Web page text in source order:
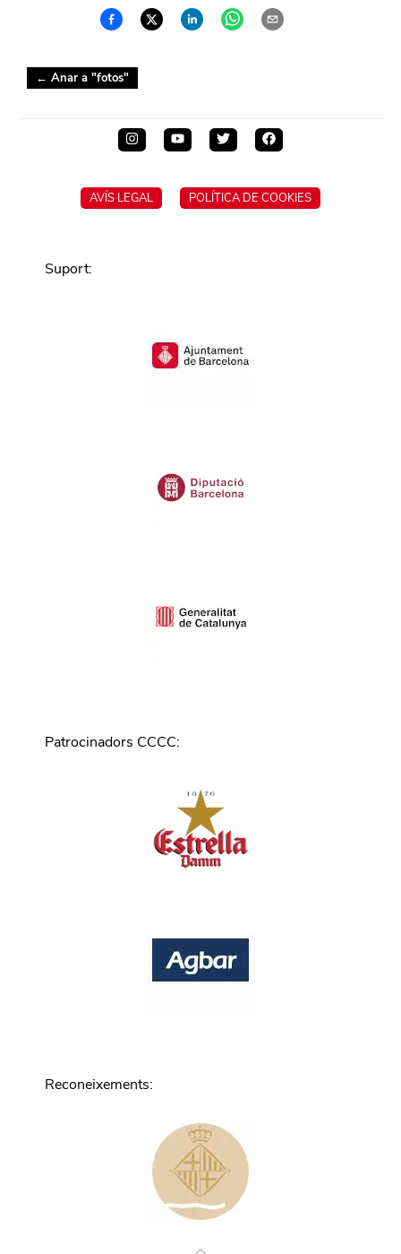
← Anar a "fotos"
AVÍS LEGAL POLÍTICA DE COOKIES
Suport:
Patrocinadors CCCC:
Reconeixements: